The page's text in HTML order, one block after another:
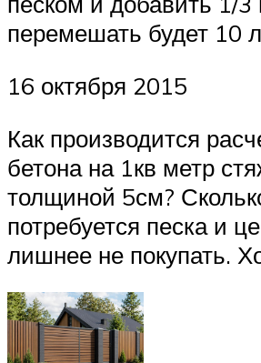
перемешать будет 10
16 октября 2015
Как производится
бетона на 1кв метр
толщиной 5см?
потребуется песка и
лишнее не покупать.